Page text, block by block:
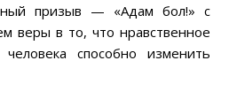
призыв — «Адам бол!» с
веры в то, что нравственное
человека способно изменить